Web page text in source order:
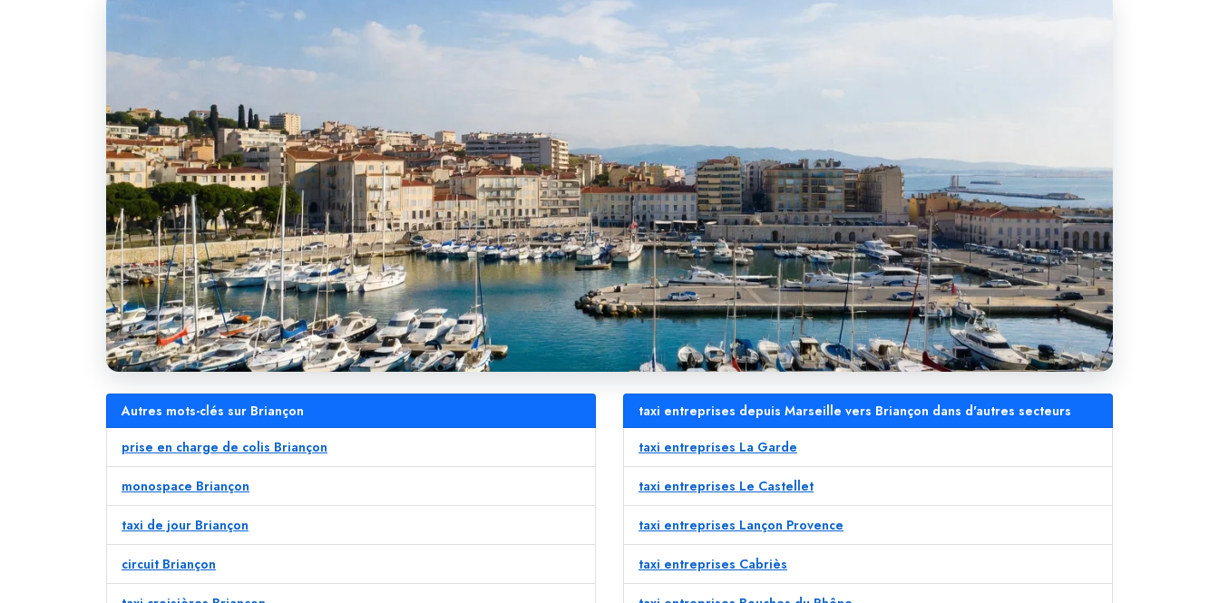
Autres mots-clés sur Briançon
prise en charge de colis Briançon
monospace Briançon
taxi de jour Briançon
circuit Briançon
taxi entreprises depuis Marseille vers Briançon dans d'autres secteurs
taxi entreprises La Garde
taxi entreprises Le Castellet
taxi entreprises Lançon Provence
taxi entreprises Cabriès